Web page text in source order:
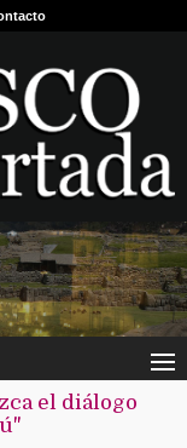
el diálogo